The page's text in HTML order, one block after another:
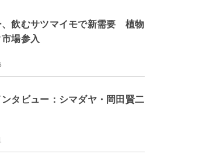
、飲むサツマイモで新需要 植物
場参入
ンタビュー：シマダヤ・岡田賢二